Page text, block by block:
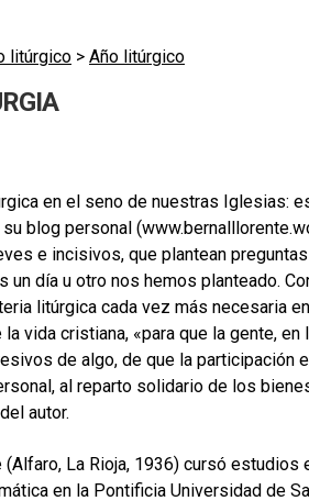
litúrgico > Año litúrgico
en el seno de nuestras Iglesias:
blog personal
e incisivos, que plantean
día u otro nos hemos planteado.
litúrgica cada vez más necesaria
vida cristiana, «para que la gente,
de algo, de que la participación
al reparto solidario de los
autor.
La Rioja, 1936) cursó
en la Pontificia Universidad de